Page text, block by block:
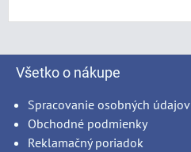
Všetko o nákupe
Spracovanie osobných údajov
Obchodné podmienky
Reklamačný poriadok